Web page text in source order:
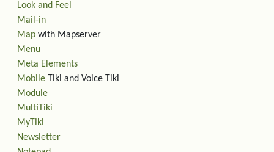
Look and Feel
Mail-in
Map with Mapserver
Menu
Meta Elements
Mobile Tiki and Voice Tiki
Module
MultiTiki
MyTiki
Newsletter